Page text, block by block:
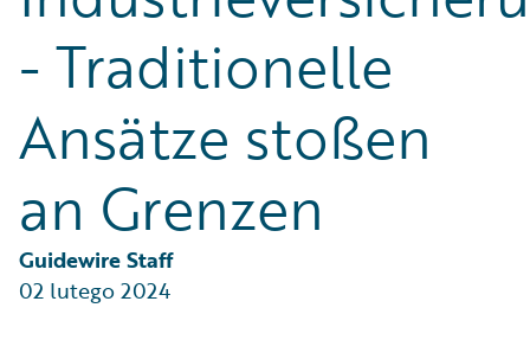
- Traditionelle
Ansätze stoßen
an Grenzen
Guidewire Staff
02 lutego 2024